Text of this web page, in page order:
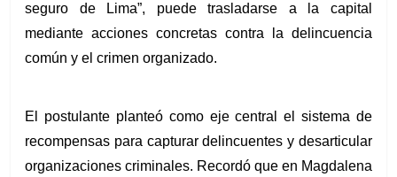
seguro de Lima”, puede trasladarse a la capital
mediante acciones concretas contra la delincuencia
común y el crimen organizado.
El postulante planteó como eje central el sistema de
recompensas para capturar delincuentes y desarticular
organizaciones criminales. Recordó que en Magdalena